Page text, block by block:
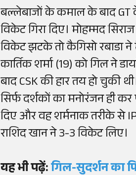
बल्लेबाजों के कमाल के बाद GT
विकेट गिरा दिए। मोहम्मद
विकेट झटके तो कैगिसो रबाडा
कार्तिक शर्मा (19) को गिल ने
बाद CSK की हार तय हो चुकी
सिर्फ दर्शकों का मनोरंजन ही
दिए और वह शर्मनाक तरीके से
राशिद खान ने 3-3 विकेट लिए।
यह भी पढ़ें:गिल-सुदर्शन का